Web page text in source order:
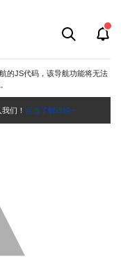
的JS代码，该导航功能将无法
们！ 点击了解详情~